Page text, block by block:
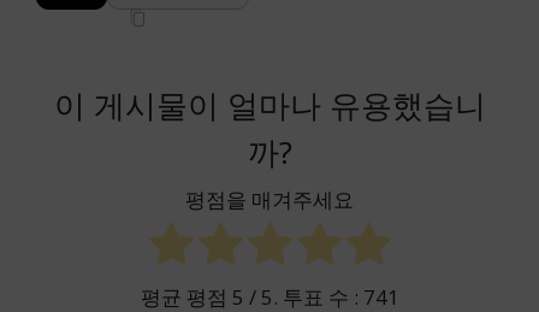
이 게시물이 얼마나 유용했습니
까?
평점을 매겨주세요
평균 평점 5 / 5. 투표 수 : 741